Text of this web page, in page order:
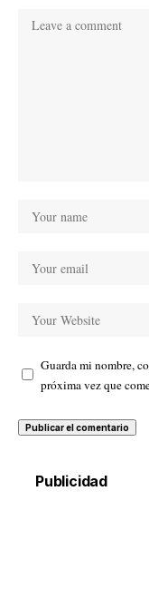
Guarda mi nombre,
próxima vez que
Publicidad